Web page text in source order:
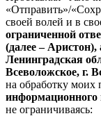
«Отправить»/
своей волей и в
ограниченной
(далее – Аристон),
Ленинградская
Всеволожское, г.
на обработку моих
информационного
не ограничиваясь: